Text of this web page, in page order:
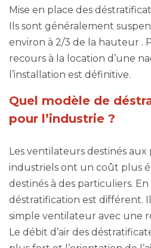
Mise en place des
Ils sont généralement
environ à 2/3 de la hauteur .
recours à la location d’une
l’installation est définitive.
Quel modèle de
pour l’industrie ?
Les ventilateurs destinés
industriels ont un coût plus
destinés à des particuliers.
déstratification est différent. Il
simple ventilateur avec une
Le débit d’air des